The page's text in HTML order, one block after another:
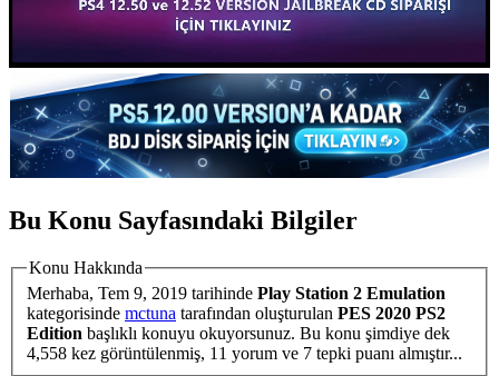
Bu Konu Sayfasındaki Bilgiler
Konu Hakkında
Merhaba, Tem 9, 2019 tarihinde Play Station 2 Emulation
kategorisinde mctuna tarafından oluşturulan PES 2020 PS2
Edition başlıklı konuyu okuyorsunuz. Bu konu şimdiye dek
4,558 kez görüntülenmiş, 11 yorum ve 7 tepki puanı almıştır...